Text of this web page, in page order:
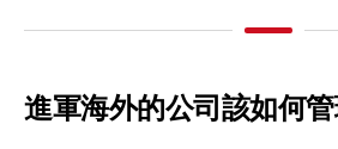
進軍海外的公司該如何管